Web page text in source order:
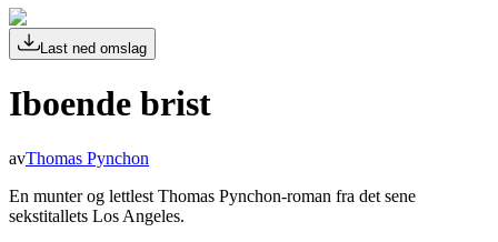
Last ned omslag
Iboende brist
avThomas Pynchon
En munter og lettlest Thomas Pynchon-roman fra det sene
sekstitallets Los Angeles.